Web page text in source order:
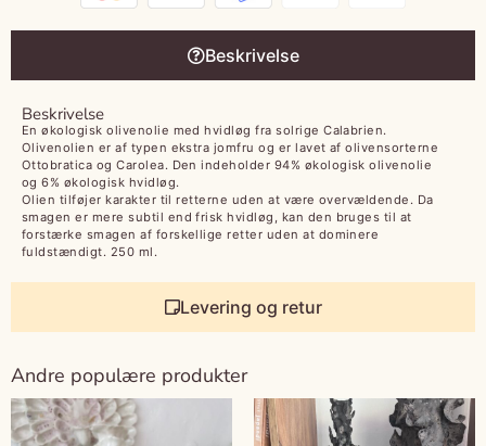
Beskrivelse
Levering og retur
Beskrivelse
En økologisk olivenolie med hvidløg fra solrige Calabrien.
Olivenolien er af typen ekstra jomfru og er lavet af olivensorterne
Ottobratica og Carolea. Den indeholder 94% økologisk olivenolie
og 6% økologisk hvidløg.
Olien tilføjer karakter til retterne uden at være overvældende. Da
smagen er mere subtil end frisk hvidløg, kan den bruges til at
forstærke smagen af forskellige retter uden at dominere
fuldstændigt. 250 ml.
Andre populære produkter